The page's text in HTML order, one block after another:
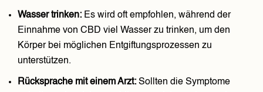
Wasser trinken: Es wird oft empfohlen, während der
Einnahme von CBD viel Wasser zu trinken, um den
Körper bei möglichen Entgiftungsprozessen zu
unterstützen.
Rücksprache mit einem Arzt: Sollten die Symptome